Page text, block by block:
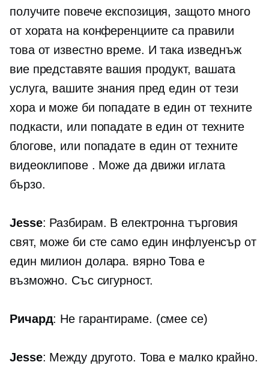
получите повече експозиция, защото много
от хората на конференциите са правили
това от известно време. И така изведнъж
вие представяте вашия продукт, вашата
услуга, вашите знания пред един от тези
хора и може би попадате в един от техните
подкасти, или попадате в един от техните
блогове, или попадате в един от техните
видеоклипове . Може да движи иглата
бързо.
Jesse: Разбирам. Велектронна търговия
свят, може би сте само един инфлуенсър от
един милион долара. вярно Това е
възможно. Със сигурност.
Ричард: Не гарантираме. (смее се)
Jesse: Между другото. Това е малко крайно.